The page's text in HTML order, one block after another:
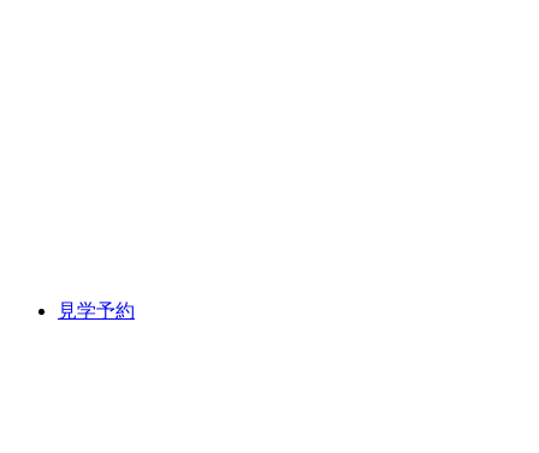
見学予約